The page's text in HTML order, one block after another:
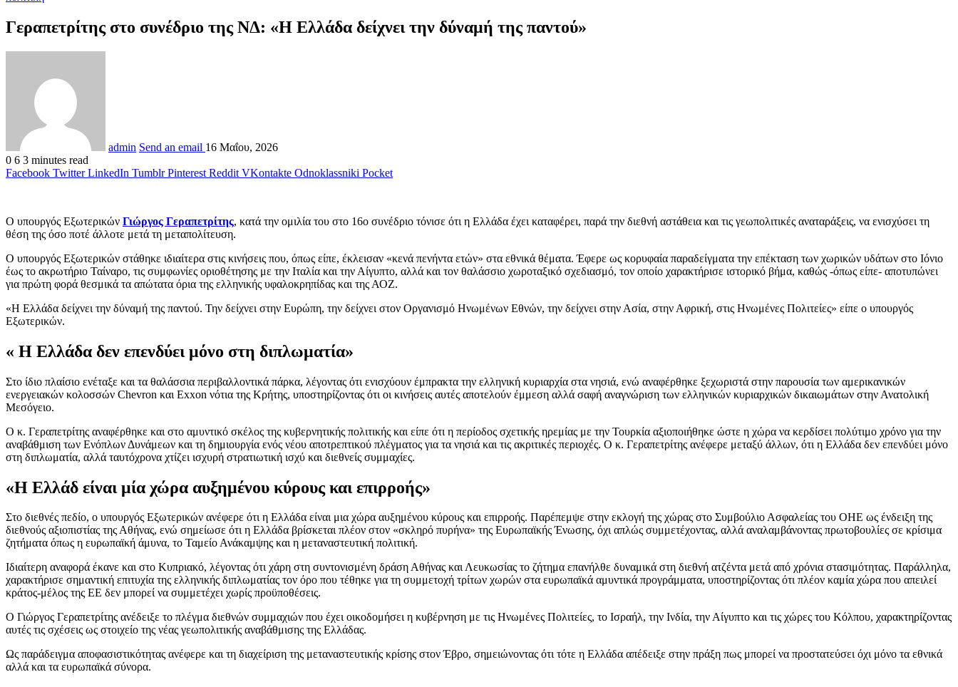
Γεραπετρίτης στο συνέδριο της ΝΔ: «Η Ελλάδα δείχνει την δύναμή της παντού»
admin Send an email 16 Μαΐου, 2026
0 6 3 minutes read
Facebook Twitter LinkedIn Tumblr Pinterest Reddit VKontakte Odnoklassniki Pocket
Ο υπουργός Εξωτερικών Γιώργος Γεραπετρίτης, κατά την ομιλία του στο 16ο συνέδριο τόνισε ότι η Ελλάδα έχει καταφέρει, παρά την διεθνή αστάθεια και τις γεωπολιτικές αναταράξεις, να ενισχύσει τη
θέση της όσο ποτέ άλλοτε μετά τη μεταπολίτευση.
Ο υπουργός Εξωτερικών στάθηκε ιδιαίτερα στις κινήσεις που, όπως είπε, έκλεισαν «κενά πενήντα ετών» στα εθνικά θέματα. Έφερε ως κορυφαία παραδείγματα την επέκταση των χωρικών υδάτων στο Ιόνιο
έως το ακρωτήριο Ταίναρο, τις συμφωνίες οριοθέτησης με την Ιταλία και την Αίγυπτο, αλλά και τον θαλάσσιο χωροταξικό σχεδιασμό, τον οποίο χαρακτήρισε ιστορικό βήμα, καθώς -όπως είπε- αποτυπώνει
για πρώτη φορά θεσμικά τα απώτατα όρια της ελληνικής υφαλοκρηπίδας και της ΑΟΖ.
«Η Ελλάδα δείχνει την δύναμή της παντού. Την δείχνει στην Ευρώπη, την δείχνει στον Οργανισμό Ηνωμένων Εθνών, την δείχνει στην Ασία, στην Αφρική, στις Ηνωμένες Πολιτείες» είπε ο υπουργός
Εξωτερικών.
« Η Ελλάδα δεν επενδύει μόνο στη διπλωματία»
Στο ίδιο πλαίσιο ενέταξε και τα θαλάσσια περιβαλλοντικά πάρκα, λέγοντας ότι ενισχύουν έμπρακτα την ελληνική κυριαρχία στα νησιά, ενώ αναφέρθηκε ξεχωριστά στην παρουσία των αμερικανικών
ενεργειακών κολοσσών Chevron και Exxon νότια της Κρήτης, υποστηρίζοντας ότι οι κινήσεις αυτές αποτελούν έμμεση αλλά σαφή αναγνώριση των ελληνικών κυριαρχικών δικαιωμάτων στην Ανατολική
Μεσόγειο.
Ο κ. Γεραπετρίτης αναφέρθηκε και στο αμυντικό σκέλος της κυβερνητικής πολιτικής και είπε ότι η περίοδος σχετικής ηρεμίας με την Τουρκία αξιοποιήθηκε ώστε η χώρα να κερδίσει πολύτιμο χρόνο για την
αναβάθμιση των Ενόπλων Δυνάμεων και τη δημιουργία ενός νέου αποτρεπτικού πλέγματος για τα νησιά και τις ακριτικές περιοχές. Ο κ. Γεραπετρίτης ανέφερε μεταξύ άλλων, ότι η Ελλάδα δεν επενδύει μόνο
στη διπλωματία, αλλά ταυτόχρονα χτίζει ισχυρή στρατιωτική ισχύ και διεθνείς συμμαχίες.
«Η Ελλάδ είναι μία χώρα αυξημένου κύρους και επιρροής»
Στο διεθνές πεδίο, ο υπουργός Εξωτερικών ανέφερε ότι η Ελλάδα είναι μια χώρα αυξημένου κύρους και επιρροής. Παρέπεμψε στην εκλογή της χώρας στο Συμβούλιο Ασφαλείας του ΟΗΕ ως ένδειξη της
διεθνούς αξιοπιστίας της Αθήνας, ενώ σημείωσε ότι η Ελλάδα βρίσκεται πλέον στον «σκληρό πυρήνα» της Ευρωπαϊκής Ένωσης, όχι απλώς συμμετέχοντας, αλλά αναλαμβάνοντας πρωτοβουλίες σε κρίσιμα
ζητήματα όπως η ευρωπαϊκή άμυνα, το Ταμείο Ανάκαμψης και η μεταναστευτική πολιτική.
Ιδιαίτερη αναφορά έκανε και στο Κυπριακό, λέγοντας ότι χάρη στη συντονισμένη δράση Αθήνας και Λευκωσίας το ζήτημα επανήλθε δυναμικά στη διεθνή ατζέντα μετά από χρόνια στασιμότητας. Παράλληλα,
χαρακτήρισε σημαντική επιτυχία της ελληνικής διπλωματίας τον όρο που τέθηκε για τη συμμετοχή τρίτων χωρών στα ευρωπαϊκά αμυντικά προγράμματα, υποστηρίζοντας ότι πλέον καμία χώρα που απειλεί
κράτος-μέλος της ΕΕ δεν μπορεί να συμμετέχει χωρίς προϋποθέσεις.
Ο Γιώργος Γεραπετρίτης ανέδειξε το πλέγμα διεθνών συμμαχιών που έχει οικοδομήσει η κυβέρνηση με τις Ηνωμένες Πολιτείες, το Ισραήλ, την Ινδία, την Αίγυπτο και τις χώρες του Κόλπου, χαρακτηρίζοντας
αυτές τις σχέσεις ως στοιχείο της νέας γεωπολιτικής αναβάθμισης της Ελλάδας.
Ως παράδειγμα αποφασιστικότητας ανέφερε και τη διαχείριση της μεταναστευτικής κρίσης στον Έβρο, σημειώνοντας ότι τότε η Ελλάδα απέδειξε στην πράξη πως μπορεί να προστατεύσει όχι μόνο τα εθνικά
αλλά και τα ευρωπαϊκά σύνορα.